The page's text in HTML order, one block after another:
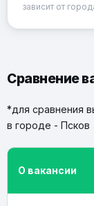
зависит от
Сравнение
*для сравнения
в городе - Псков
О вакансии